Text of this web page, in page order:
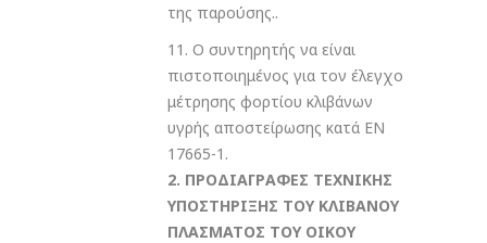
της παρούσης..
11. Ο συντηρητής να είναι
πιστοποιημένος για τον έλεγχο
μέτρησης φορτίου κλιβάνων
υγρής αποστείρωσης κατά EN
17665-1.
2. ΠΡΟΔΙΑΓΡΑΦΕΣ ΤΕΧΝΙΚΗΣ
ΥΠΟΣΤΗΡΙΞΗΣ ΤΟΥ ΚΛΙΒΑΝΟΥ
ΠΛΑΣΜΑΤΟΣ ΤΟΥ ΟΙΚΟΥ